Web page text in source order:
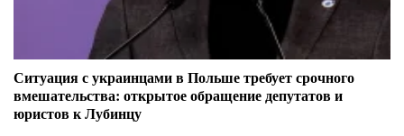
Ситуация с украинцами в Польше требует срочного
вмешательства: открытое обращение депутатов и
юристов к Лубинцу